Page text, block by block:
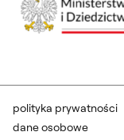
polityka prywatności
dane osobowe